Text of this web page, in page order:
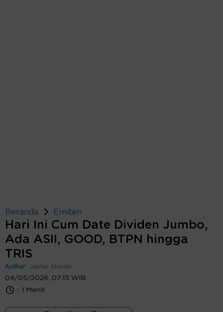
Beranda Emiten
Hari Ini Cum Date Dividen Jumbo,
Ada ASII, GOOD, BTPN hingga
TRIS
Author: Jakfar Shodik
04/05/2026, 07:15 WIB
: 1 Menit